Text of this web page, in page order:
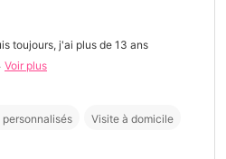
toujours, j'ai plus de 13 ans
Voir plus
personnalisés Visite à domicile